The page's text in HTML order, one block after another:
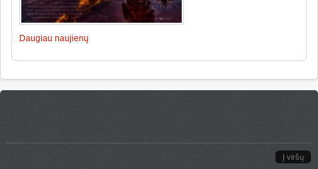
Daugiau naujienų
Į viršų